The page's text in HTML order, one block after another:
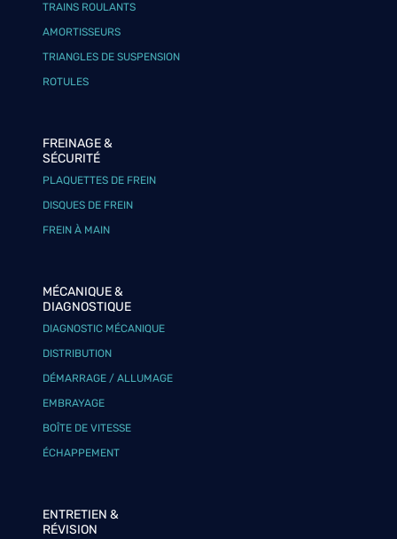
TRAINS ROULANTS
AMORTISSEURS
TRIANGLES DE SUSPENSION
ROTULES
FREINAGE &
SÉCURITÉ
PLAQUETTES DE FREIN
DISQUES DE FREIN
FREIN À MAIN
MÉCANIQUE &
DIAGNOSTIQUE
DIAGNOSTIC MÉCANIQUE
DISTRIBUTION
DÉMARRAGE / ALLUMAGE
EMBRAYAGE
BOÎTE DE VITESSE
ÉCHAPPEMENT
ENTRETIEN &
RÉVISION